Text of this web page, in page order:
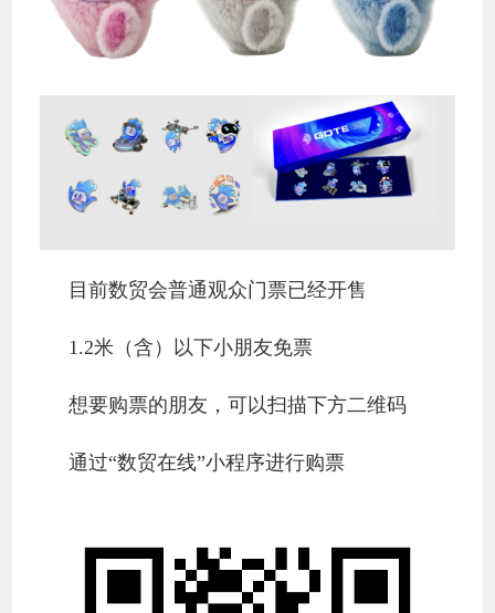
目前数贸会普通观众门票已经开售
1.2米（含）以下小朋友免票
想要购票的朋友，可以扫描下方二维码
通过“数贸在线”小程序进行购票